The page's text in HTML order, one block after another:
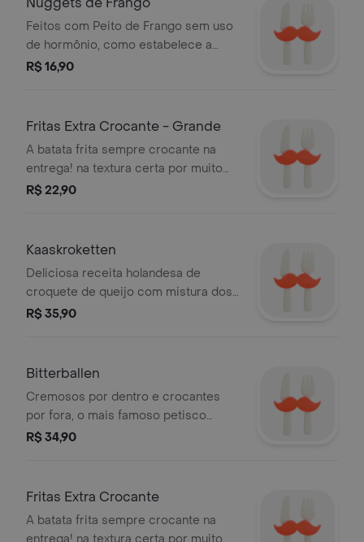
Feitos com Peito de Frango sem uso
de hormônio, como estabelece a
legislação brasileira, e empanados
fast food.Com 6 unidades
R$ 16,90
Fritas Extra Crocante - Grande
A batata frita sempre crocante na
entrega! na textura certa por muito
mais tempo.
R$ 22,90
Kaaskroketten
Deliciosa receita holandesa de
croquete de queijo com mistura dos
queijos gouda e proosdij.
R$ 35,90
Bitterballen
Cremosos por dentro e crocantes
por fora, o mais famoso petisco
holandês, feitos de costela bovina.
R$ 34,90
Fritas Extra Crocante
A batata frita sempre crocante na